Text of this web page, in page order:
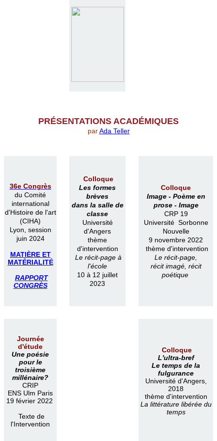
PRÉSENTATIONS ACADÉMIQUES
parAda Teller
36e Congrès
du Comité
international
d'Histoire de l'art
(CIHA)
Lyon, session
juin 2024
MATIÈRE ET
MATÉRIALITÉ
RAPPORT
CONGRÈS
Colloque
Les formes
brèves
dans la salle de
classe
Université
d'Angers
thème
d'intervention
Le récit-page à
l'école
10 à 12 juillet
2023
Colloque
Image - Poème en
prose - Image
CRP 19
Université Sorbonne
Nouvelle
9 novembre 2022
thème d'intervention
Le récit-page,
récit imagé, récit
poétique
Journée
d'étude
Une poésie
pour le
troisième
millénaire?
CRIP
ENS Ulm Paris
19 février 2022
Texte de
l'Intervention
Colloque
L'ultra-bref
Le temps de la
fulgurance
Université d'Angers,
2018
thème d'intervention
La littérature libérée du
temps